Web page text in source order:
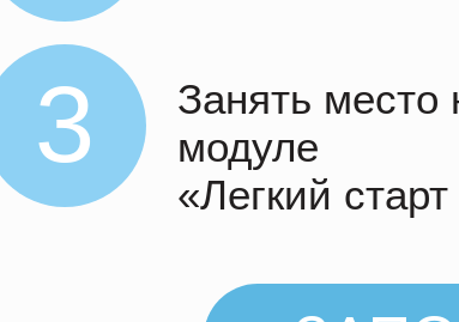
3
Занять место
модуле
«Легкий